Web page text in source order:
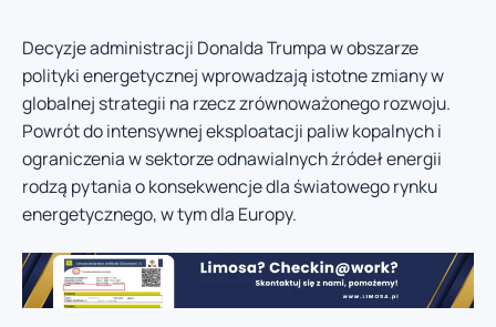
Decyzje administracji Donalda Trumpa w obszarze
polityki energetycznej wprowadzają istotne zmiany w
globalnej strategii na rzecz zrównoważonego rozwoju.
Powrót do intensywnej eksploatacji paliw kopalnych i
ograniczenia w sektorze odnawialnych źródeł energii
rodzą pytania o konsekwencje dla światowego rynku
energetycznego, w tym dla Europy.